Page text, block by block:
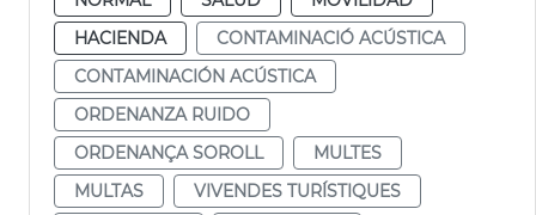
HACIENDA
CONTAMINACIÓ ACÚSTICA
CONTAMINACIÓN ACÚSTICA
ORDENANZA RUIDO
ORDENANÇA SOROLL
MULTES
MULTAS
VIVENDES TURÍSTIQUES